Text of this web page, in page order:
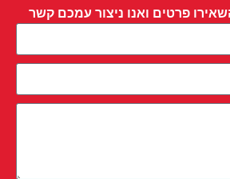
פרטים ואנו ניצור עמכם קשר